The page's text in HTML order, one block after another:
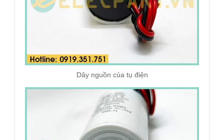
Dây nguồn của tụ điện